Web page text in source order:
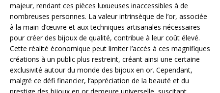
majeur, rendant ces pièces luxueuses inaccessibles à de
nombreuses personnes. La valeur intrinsèque de l’or, associée
à la main-d’œuvre et aux techniques artisanales nécessaires
pour créer des bijoux de qualité, contribue à leur coût élevé.
Cette réalité économique peut limiter l’accès à ces magnifiques
créations à un public plus restreint, créant ainsi une certaine
exclusivité autour du monde des bijoux en or. Cependant,
malgré ce défi financier, l’appréciation de la beauté et du